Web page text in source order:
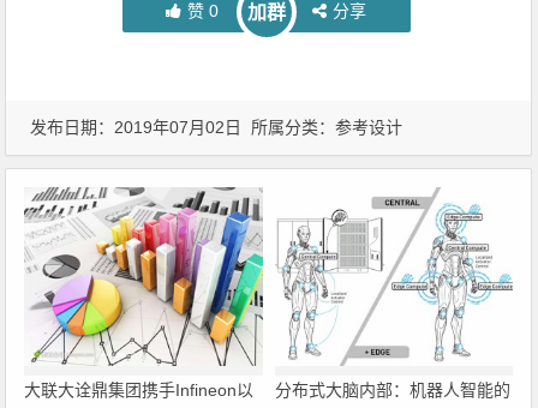
赞 0 加群 分享
发布日期：2019年07月02日 所属分类：参考设计
大联大诠鼎集团携手Infineon以 分布式大脑内部：机器人智能的